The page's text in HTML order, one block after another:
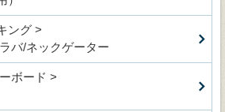
ング >
バ/ネックゲーター
ボード >